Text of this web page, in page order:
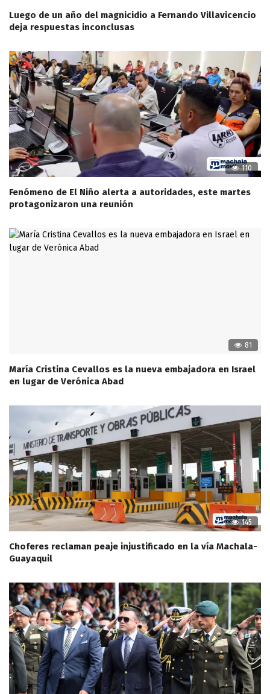
Luego de un año del magnicidio a Fernando Villavicencio
deja respuestas inconclusas
110
Fenómeno de El Niño alerta a autoridades, este martes
protagonizaron una reunión
81
María Cristina Cevallos es la nueva embajadora en Israel
en lugar de Verónica Abad
145
Choferes reclaman peaje injustificado en la vía Machala-
Guayaquil